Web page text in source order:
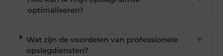
optimaliseren?
Wat zijn de voordelen van professionele
opslagdiensten?
▼